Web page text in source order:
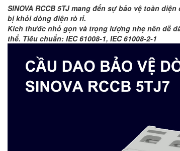
SINOVA RCCB 5TJ mang đến sự bảo vệ toàn
bị khỏi dòng điện rò rỉ.
Kích thước nhỏ gọn và trọng lượng nhẹ nên dễ
thể. Tiêu chuẩn: IEC 61008-1, IEC 61008-2-1